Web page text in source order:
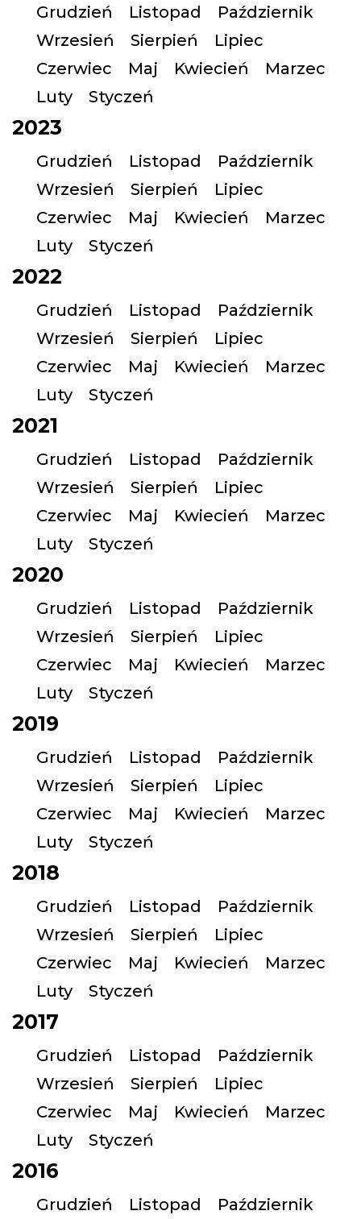
Grudzień Listopad
Październik
Wrzesień
Sierpień
Lipiec
Czerwiec
Maj Kwiecień
Marzec
Luty
Styczeń
2023
Grudzień Listopad
Październik
Wrzesień
Sierpień
Lipiec
Czerwiec
Maj Kwiecień
Marzec
Luty
Styczeń
2022
Grudzień Listopad
Październik
Wrzesień
Sierpień
Lipiec
Czerwiec
Maj Kwiecień
Marzec
Luty
Styczeń
2021
Grudzień Listopad
Październik
Wrzesień
Sierpień
Lipiec
Czerwiec
Maj Kwiecień
Marzec
Luty
Styczeń
2020
Grudzień Listopad
Październik
Wrzesień
Sierpień
Lipiec
Czerwiec
Maj Kwiecień
Marzec
Luty
Styczeń
2019
Grudzień Listopad
Październik
Wrzesień
Sierpień
Lipiec
Czerwiec
Maj Kwiecień
Marzec
Luty
Styczeń
2018
Grudzień Listopad
Październik
Wrzesień
Sierpień
Lipiec
Czerwiec
Maj Kwiecień
Marzec
Luty
Styczeń
2017
Grudzień Listopad
Październik
Wrzesień
Sierpień
Lipiec
Czerwiec
Maj Kwiecień
Marzec
Luty
Styczeń
2016
Grudzień Listopad Październik